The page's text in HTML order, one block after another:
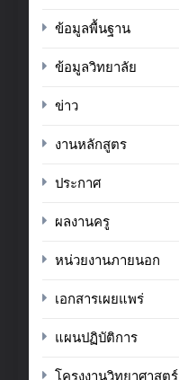
ข้อมูลพื้นฐาน
ข้อมูลวิทยาลัย
ข่าว
งานหลักสูตร
ประกาศ
ผลงานครู
หน่วยงานภายนอก
เอกสารเผยแพร่
แผนปฏิบัติการ
โครงงานวิทยาศาสตร์